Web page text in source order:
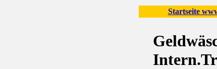
Startseite